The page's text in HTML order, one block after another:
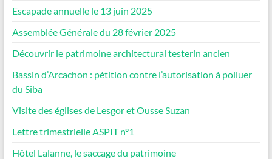
Escapade annuelle le 13 juin 2025
Assemblée Générale du 28 février 2025
Découvrir le patrimoine architectural testerin ancien
Bassin d’Arcachon : pétition contre l’autorisation à polluer
du Siba
Visite des églises de Lesgor et Ousse Suzan
Lettre trimestrielle ASPIT n°1
Hôtel Lalanne, le saccage du patrimoine